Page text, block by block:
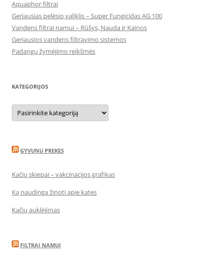
Aquaphor filtrai
Geriausias pelėsio valiklis – Super Fungicidas AG 100
Vandens filtrai namui – Rūšys, Nauda ir Kainos
Geriausios vandens filtravimo sistemos
Padangų žymėjimo reikšmės
KATEGORIJOS
Kategorijos
GYVUNU PREKES
Kačių skiepai – vakcinacijos grafikas
Ką naudinga žinoti apie kates
Kačių auklėjimas
FILTRAI NAMUI